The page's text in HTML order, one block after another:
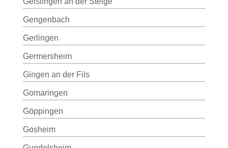
Gengenbach
Gerlingen
Germersheim
Gingen an der Fils
Gomaringen
Göppingen
Gosheim